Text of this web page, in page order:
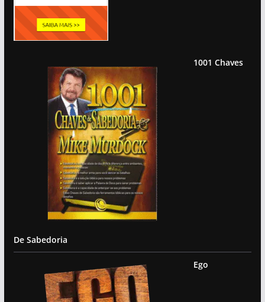
1001 Chaves
De Sabedoria
Ego